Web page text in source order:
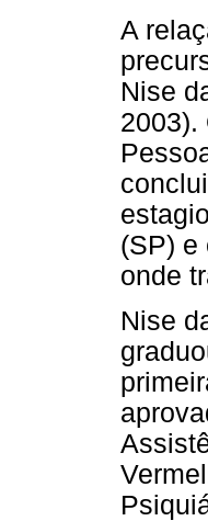
A
Nise
2003).
(SP) e
onde
Nise